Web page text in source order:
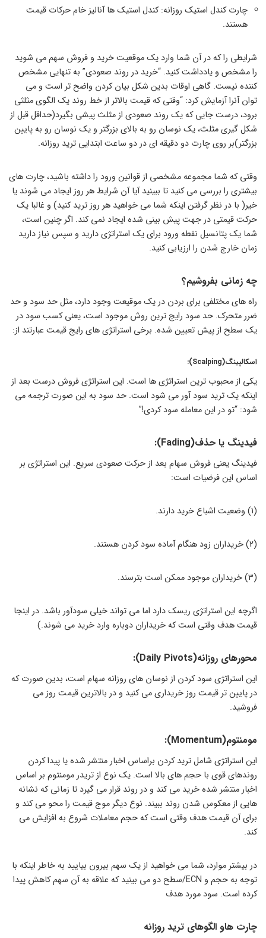
چارت کندل استیک روزانه: کندل استیک ها آنالیز خام حرکات قیمت
هستند.
شرایطی را که در آن شما وارد یک موقعیت خرید و فروش سهم می شوید
را مشخص و یادداشت کنید. “خرید در روند صعودی” به تنهایی مشخص
کننده نیست. گاهی اوقات بدین شکل بیان کردن واضح تر است و می
توان آنرا آزمایش کرد: “وقتی که قیمت بالاتر از خط روند یک الگوی مثلثی
برود، درست جایی که یک روند صعودی از مثلث پیشی بگیرد(حداقل قبل از
شکل گیری مثلث، یک نوسان رو به بالای بزرگتر و یک نوسان رو به پایین
بزرگتر)بر روی چارت دو دقیقه ای در دو ساعت ابتدایی ترید روزانه.
وقتی که شما مجموعه مشخصی از قوانین ورود را داشته باشید، چارت های
بیشتری را بررسی می کنید تا ببینید آیا آن شرایط هر روز ایجاد می شوند یا
خیر( با در نظر گرفتن اینکه شما می خواهید هر روز ترید کنید) و غالبا یک
حرکت قیمتی در جهت پیش بینی شده ایجاد نمی کند. اگر چنین است،
شما یک پتانسیل نقطه ورود برای یک استراتژی دارید و سپس نیاز دارید
زمان خارج شدن را ارزیابی کنید.
چه زمانی بفروشیم؟
راه های مختلفی برای بردن در یک موقیعت وجود دارد، مثل حد سود و حد
ضرر متحرک. حد سود رایج ترین روش موجود است، یعنی کسب سود در
یک سطح از پیش تعیین شده. برخی استراتژی های رایج قیمت عبارتند از:
اسکالپینگ(Scalping):
یکی از محبوب ترین استراتژی ها است. این استراتژی فروش درست بعد از
اینکه یک ترید سود آور می شود است. حد سود به این صورت ترجمه می
شود: “تو در این معامله سود کردی!”
فیدینگ یا حذف(Fading):
فیدینگ یعنی فروش سهام بعد از حرکت صعودی سریع. این استراتژی بر
اساس این فرضیات است:
(1) وضعیت اشباع خرید دارند.
(2) خریداران زود هنگام آماده سود کردن هستند.
(3) خریداران موجود ممکن است بترسند.
اگرچه این استراتژی ریسک دارد اما می تواند خیلی سودآور باشد. در اینجا
قیمت هدف وقتی است که خریداران دوباره وارد خرید می شوند.)
محورهای روزانه(Daily Pivots):
این استراتژی سود کردن از نوسان های روزانه سهام است، بدین صورت که
در پایین تر قیمت روز خریداری می کنید و در بالاترین قیمت روز می
فروشید.
مومنتوم(Momentum):
این استراتژی شامل ترید کردن براساس اخبار منتشر شده یا پیدا کردن
روندهای قوی با حجم های بالا است. یک نوع از تریدر مومنتوم بر اساس
اخبار منتشر شده خرید می کند و در روند قرار می گیرد تا زمانی که نشانه
هایی از معکوس شدن روند ببیند. نوع دیگر موج قیمت را محو می کند و
برای آن قیمت هدف وقتی است که حجم معاملات شروع به افزایش می
کند.
در بیشتر موارد، شما می خواهید از یک سهم بیرون بیایید به خاطر اینکه با
توجه به حجم و ECN/سطح دو می بینید که علاقه به آن سهم کاهش پیدا
کرده است. سود مورد هدف
چارت هاو الگوهای ترید روزانه